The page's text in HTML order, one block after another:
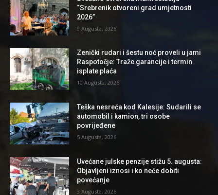
“Srebrenik otvoreni grad umjetnosti
2026”
9 Augusta, 2026
Zenički rudari i šestu noć proveli u jami
Raspotočje: Traže garancije i termin
isplate plaća
10 Augusta, 2026
Teška nesreća kod Kalesije: Sudarili se
automobil i kamion, tri osobe
povrijeđene
5 Augusta, 2026
Uvećane julske penzije stižu 5. augusta:
Objavljeni iznosi i ko neće dobiti
povećanje
3 Augusta, 2026